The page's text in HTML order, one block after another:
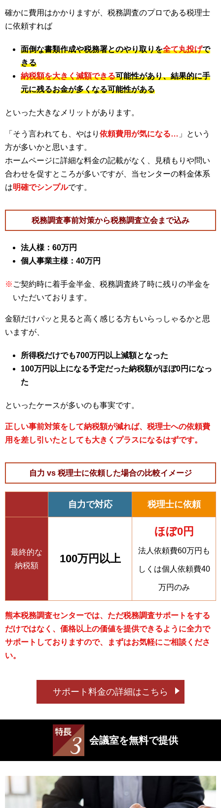
確かに費用はかかりますが、税務調査のプロである税理士
に依頼すれば
面倒な書類作成や税務署とのやり取りを全て丸投げで
きる
納税額を大きく減額できる可能性があり、結果的に手
元に残るお金が多くなる可能性がある
といった大きなメリットがあります。
「そう言われても、やはり 依頼費用が気になる… 」という
方が多いかと思います。
ホームページに詳細な料金の記載がなく、見積もりや問い
合わせを促すところが多いですが、当センターの料金体系
は明確でシンプルです。
税務調査事前対策から税務調査立会まで込み
法人様：60万円
個人事業主様：40万円
※ ご契約時に着手金半金、税務調査終了時に残りの半金を
いただいております。
金額だけパッと見ると高く感じる方もいらっしゃるかと思
いますが、
所得税だけでも700万円以上減額となった
100万円以上になる予定だった納税額がほぼ0円になっ
た
といったケースが多いのも事実です。
正しい事前対策をして納税額が減れば、税理士への依頼費
用を差し引いたとしても大きくプラスになるはずです。
自力 vs 税理士に依頼した場合の比較イメージ
自力で対応 税理士に依頼
最終的な
納税額
100万円以上
ほぼ0円
法人依頼費60万円も
しくは個人依頼費40
万円のみ
熊本税務調査センターでは、ただ税務調査サポートをする
だけではなく、価格以上の価値を提供できるように全力で
サポートしておりますので、まずはお気軽にご相談くださ
い。
サポート料金の詳細はこちら
会議室を無料で提供